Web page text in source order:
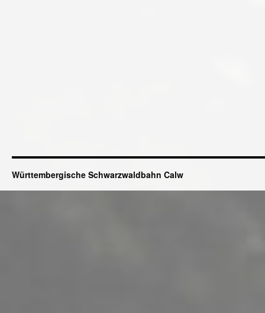
Württembergische Schwarzwaldbahn Calw